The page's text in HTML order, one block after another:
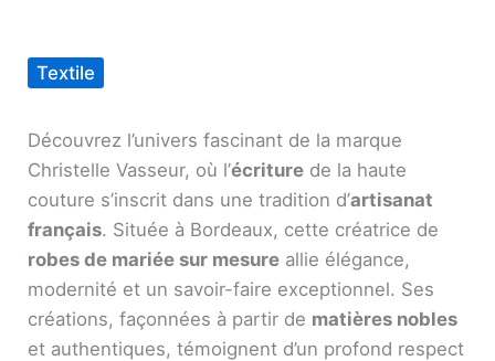
Textile
Découvrez l’univers fascinant de la marque
Christelle Vasseur, où l’écriture de la haute
couture s’inscrit dans une tradition d’artisanat
français. Située à Bordeaux, cette créatrice de
robes de mariée sur mesure allie élégance,
modernité et un savoir-faire exceptionnel. Ses
créations, façonnées à partir de matières nobles
et authentiques, témoignent d’un profond respect